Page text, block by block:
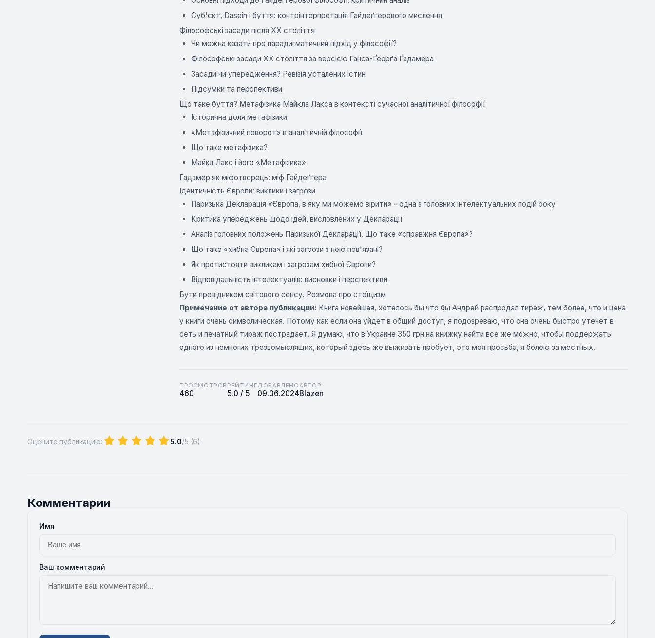
Суб'єкт, Dasein і буття: контрінтерпретація Гайдеґґерового мислення
Філософські засади після XX століття
Чи можна казати про парадигматичний підхід у філософії?
Філософські засади XX століття за версією Ганса-Ґеорґа Ґадамера
Засади чи упередження? Ревізія усталених істин
Підсумки та перспективи
Що таке буття? Метафізика Майкла Лакса в контексті сучасної аналітичної філософії
Історична доля метафізики
«Метафізичний поворот» в аналітичній філософії
Що таке метафізика?
Майкл Лакс і його «Метафізика»
Ґадамер як міфотворець: міф Гайдеґґера
Ідентичність Європи: виклики і загрози
Паризька Декларація «Європа, в яку ми можемо вірити» - одна з головних інтелектуальних подій року
Критика упереджень щодо ідей, висловлених у Декларації
Аналіз головних положень Паризької Декларації. Що таке «справжня Європа»?
Що таке «хибна Європа» і які загрози з нею пов'язані?
Як протистояти викликам і загрозам хибної Європи?
Відповідальність інтелектуалів: висновки і перспективи
Бути провідником світового сенсу. Розмова про стоїцизм
Примечание от автора публикации: Книга новейшая, хотелось бы что бы Андрей распродал тираж, тем более, что и цена
у книги очень символическая. Потому как если она уйдет в общий доступ, я подозреваю, что она очень быстро утечет в
сеть и печатный тираж пострадает. Я думаю, что в Украине 350 грн на книжку найти все же можно, чтобы поддержать
одного из немногих трезвомыслящих, который здесь же выживать пробует, это моя просьба, я болею за местных.
ПРОСМОТРОВ
460
РЕЙТИНГ
5.0 / 5
ДОБАВЛЕНО
09.06.2024
АВТОР
Blazen
Оцените публикацию: 5.0/5 (6)
Комментарии
Имя
Ваш комментарий